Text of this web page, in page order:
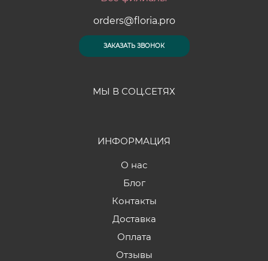
orders@floria.pro
ЗАКАЗАТЬ ЗВОНОК
МЫ В СОЦ.СЕТЯХ
ИНФОРМАЦИЯ
О нас
Блог
Контакты
Доставка
Оплата
Отзывы